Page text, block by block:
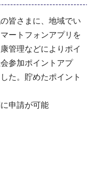
皆さまに、地域でい
ートフォンアプリを
管理などによりポイ
参加ポイントアプ
た。貯めたポイント
申請が可能